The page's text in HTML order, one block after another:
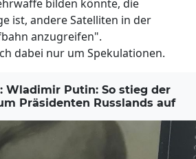
bilden könnte, die
ist, andere Satelliten in der
anzugreifen".
dabei nur um Spekulationen.
Wladimir Putin: So stieg der
Präsidenten Russlands auf